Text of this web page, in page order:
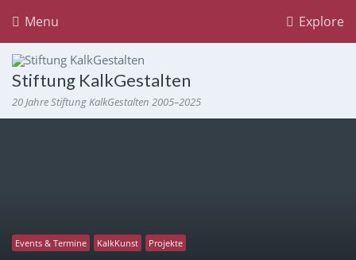
Explore
Menu
Stiftung KalkGestalten
20 Jahre Stiftung KalkGestalten 2005–2025
Events & Termine KalkKunst Projekte